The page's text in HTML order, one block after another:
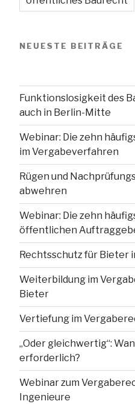
NEUESTE BEITRÄGE
Funktionslosigkeit des
auch in Berlin-Mitte
Webinar: Die zehn
im Vergabeverfahren
Rügen und
abwehren
Webinar: Die zehn
öffentlichen
Rechtsschutz für Bieter
Weiterbildung im
Bieter
Vertiefung im
„Oder gleichwertig“:
erforderlich?
Webinar zum
Ingenieure